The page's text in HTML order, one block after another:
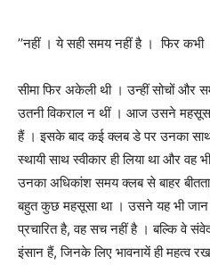
’’नहीं । ये सही समय नहीं है । फिर कभी
सीमा फिर अकेली थी । उन्हीं सोचों
उतनी विकराल न थीं । आज उसने महसूस
हैं । इसके बाद कई क्लब डे पर उनका
स्थायी साथ स्वीकार ही लिया था और
उनका अधिकांश समय क्लब से बाहर
बहुत कुछ महसूसा था । उसने यह भी जान
प्रचारित है,वह सच नहीं है । बल्कि वे
इंसान हैं,जिनके लिए भावनायें ही महत्व